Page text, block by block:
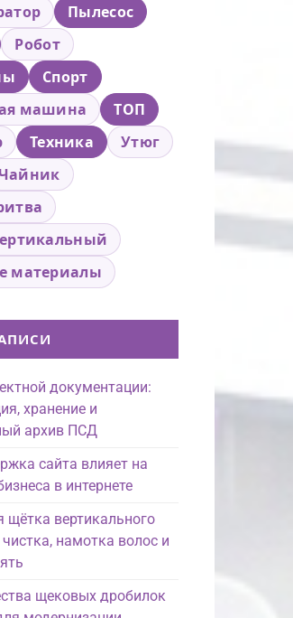
Пылесос
Робот
Спорт
машина
ТОП
Техника
Утюг
материалы
документации:
хранение и
архив ПСД
сайта влияет на
в интернете
щётка вертикального
намотка волос и
щековых дробилок